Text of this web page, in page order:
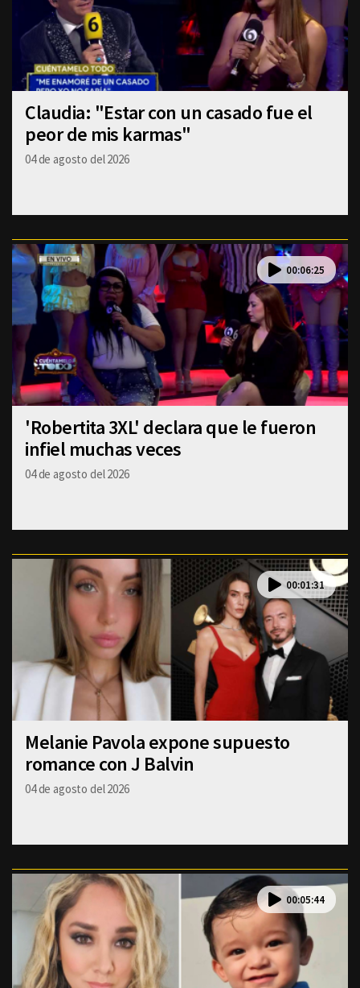
Claudia: "Estar con un casado fue el
peor de mis karmas"
04 de agosto del 2026
00:06:25
'Robertita 3XL' declara que le fueron
infiel muchas veces
04 de agosto del 2026
00:01:31
Melanie Pavola expone supuesto
romance con J Balvin
04 de agosto del 2026
00:05:44